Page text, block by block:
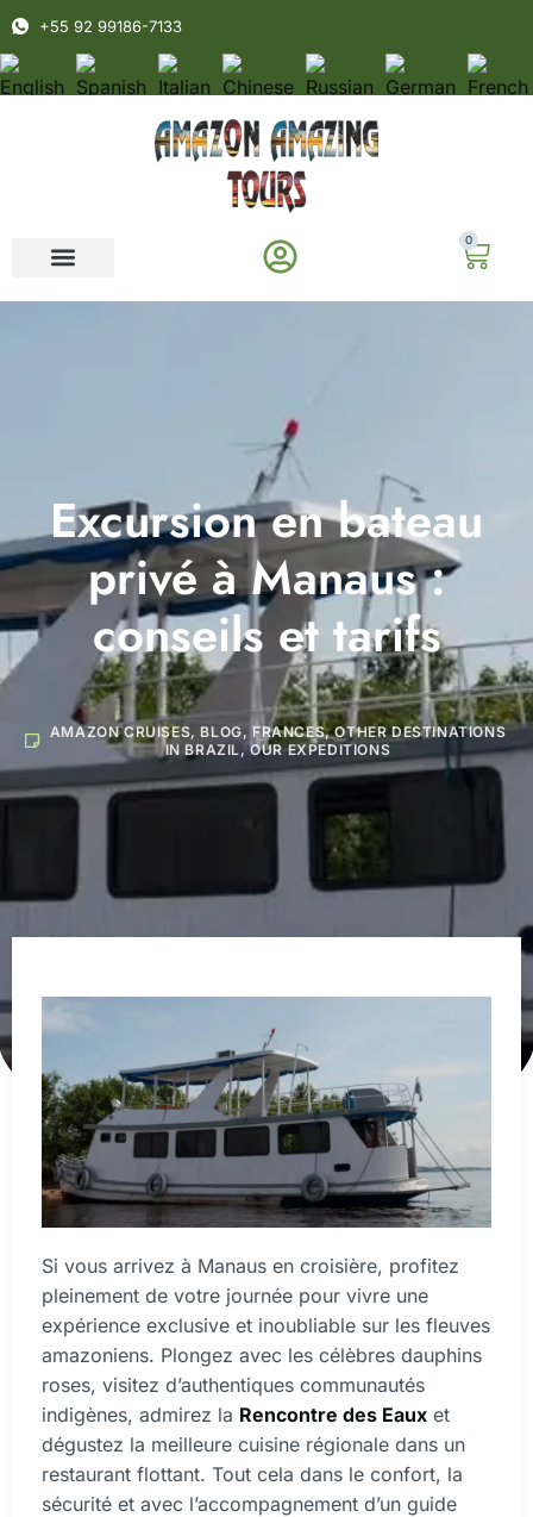
+55 92 99186-7133
0
Excursion en bateau
privé à Manaus :
conseils et tarifs
AMAZON CRUISES, BLOG, FRANCES,OTHER DESTINATIONS
IN BRAZIL ,OUR EXPEDITIONS
Si vous arrivez à Manaus en croisière, profitez
pleinement de votre journée pour vivre une
expérience exclusive et inoubliable sur les fleuves
amazoniens. Plongez avec les célèbres dauphins
roses, visitez d’authentiques communautés
indigènes, admirez la Rencontre des Eaux et
dégustez la meilleure cuisine régionale dans un
restaurant flottant. Tout cela dans le confort, la
sécurité et avec l’accompagnement d’un guide